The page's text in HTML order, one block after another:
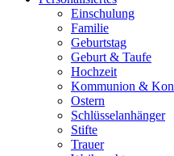
Einschulung
Familie
Geburtstag
Geburt & Taufe
Hochzeit
Kommunion &
Ostern
Schlüsselanhänger
Stifte
Trauer